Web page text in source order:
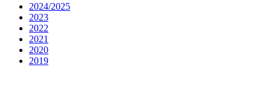
2024/2025
2023
2022
2021
2020
2019